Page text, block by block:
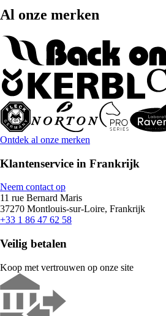
Al onze merken
Ontdek al onze merken
Klantenservice in Frankrijk
Neem contact op
11 rue Bernard Maris
37270 Montlouis-sur-Loire, Frankrijk
+33 1 86 47 62 58
Veilig betalen
Koop met vertrouwen op onze site